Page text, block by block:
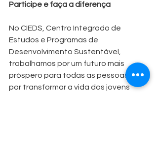
Participe e faça a diferença
No CIEDS, Centro Integrado de
Estudos e Programas de
Desenvolvimento Sustentável,
trabalhamos por um futuro mais
próspero para todas as pessoas e
por transformar a vida dos jovens